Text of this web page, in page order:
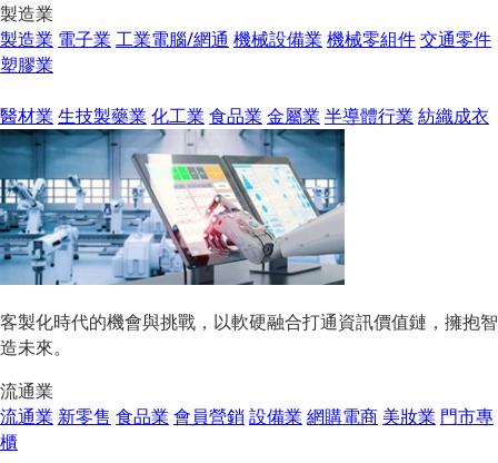
製造業
製造業 電子業 工業電腦/網通 機械設備業 機械零組件交通零件
塑膠業
醫材業 生技製藥業 化工業 食品業 金屬業 半導體行業 紡織成衣
客製化時代的機會與挑戰，以軟硬融合打通資訊價值鏈，擁抱智
造未來。
流通業
流通業 新零售 食品業 會員營銷設備業 網購電商 美妝業 門市專
櫃